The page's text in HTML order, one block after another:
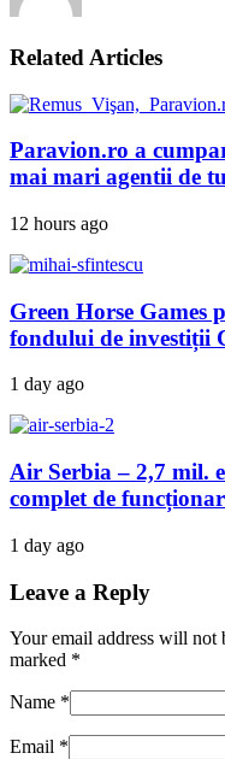
Related Articles
Paravion.ro a
mai mari agentii de
12 hours ago
Green Horse Games
fondului de investiții
1 day ago
Air Serbia – 2,7 mil.
complet de
1 day ago
Leave a Reply
Your email address will not
marked *
Name *
Email *